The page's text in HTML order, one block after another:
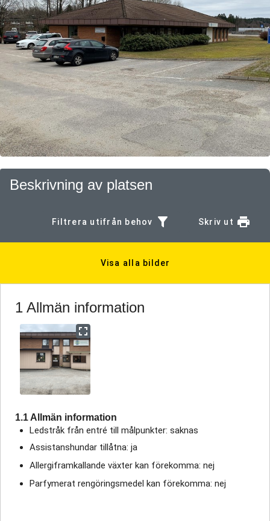
Beskrivning av platsen
Filtrera utifrån behov Skriv ut
Visa alla bilder
1 Allmän information
1.1 Allmän information
Ledstråk från entré till målpunkter: saknas
Assistanshundar tillåtna: ja
Allergiframkallande växter kan förekomma: nej
Parfymerat rengöringsmedel kan förekomma: nej